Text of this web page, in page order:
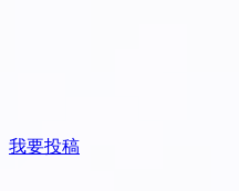
我要投稿